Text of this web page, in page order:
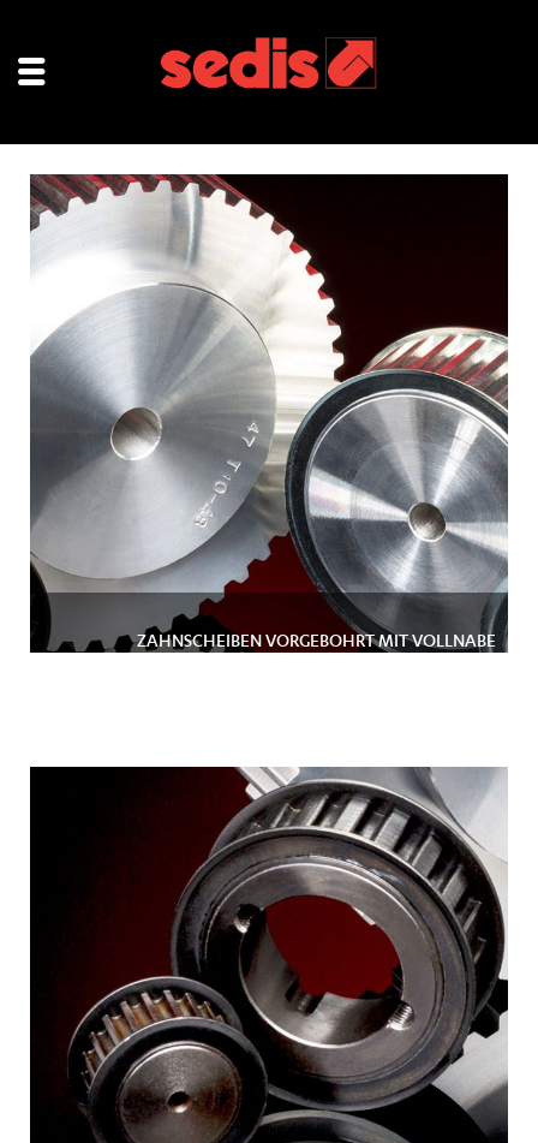
ZAHNSCHEIBEN VORGEBOHRT MIT VOLLNABE